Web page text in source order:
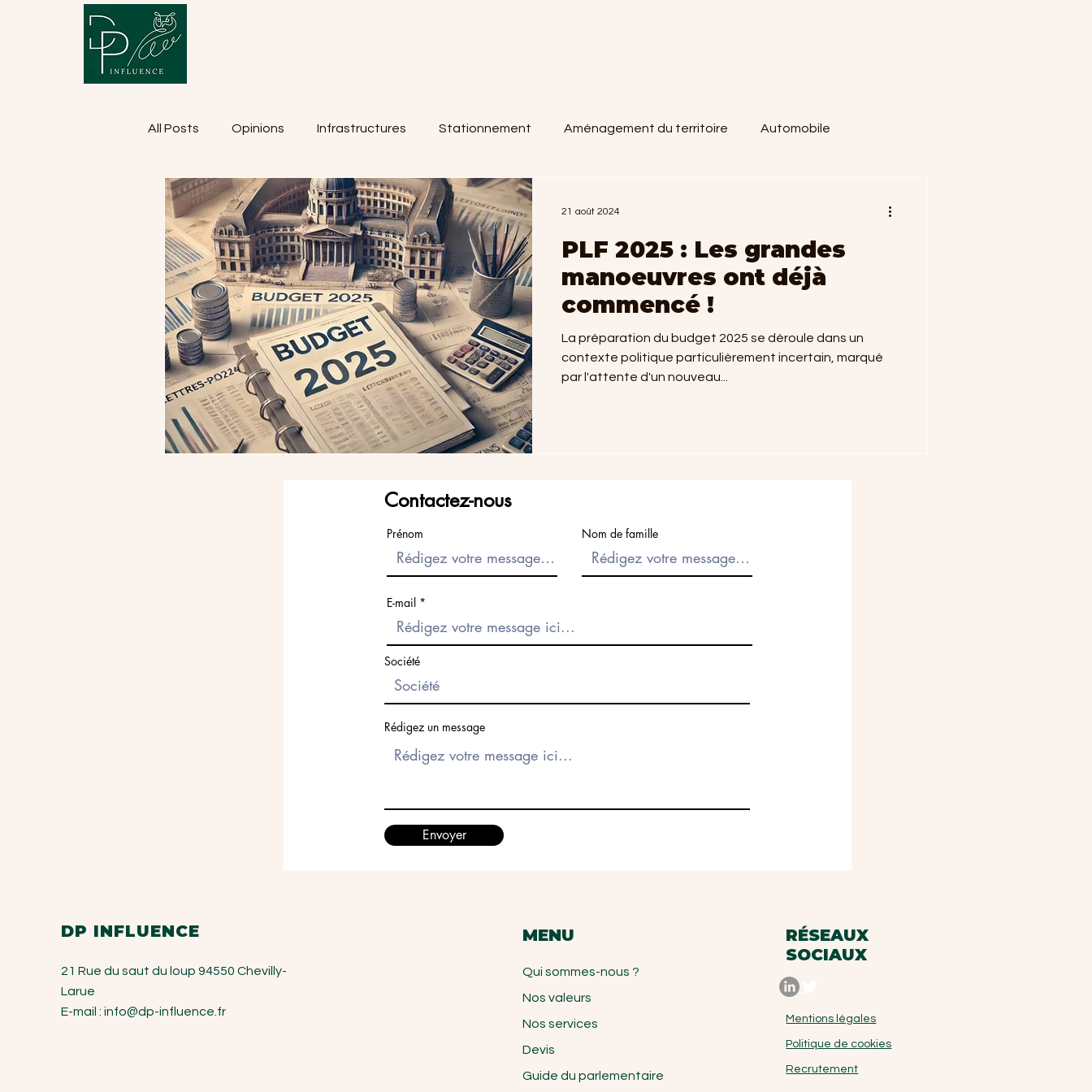
All Posts Opinions Infrastructures Stationnement Aménagement du territoire Automobile
Finances Actualité politique
PLF 2025 : Les grandes
manoeuvres ont déjà
commencé !
La préparation du budget 2025 se déroule dans un
contexte politique particulièrement incertain, marqué
par l'attente d'un nouveau...
21 août 2024
Contactez-nous
Prénom Nom de famille
E-mail
Société
Rédigez un message
Envoyer
DP INFLUENCE
21 Rue du saut du loup 94550 Chevilly-
Larue
E-mail : info@dp-influence.fr
MENU
Qui sommes-nous ?
Nos valeurs
Nos services
Devis
Guide du parlementaire
RÉSEAUX
SOCIAUX
Mentions légales
Politique de cookies
Recrutement